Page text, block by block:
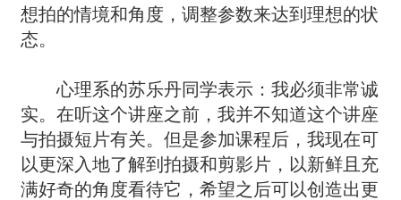
想拍的情境和角度，调整参数来达到理想的状
态。
心理系的苏乐丹同学表示：我必须非常诚
实。在听这个讲座之前，我并不知道这个讲座
与拍摄短片有关。但是参加课程后，我现在可
以更深入地了解到拍摄和剪影片，以新鲜且充
满好奇的角度看待它，希望之后可以创造出更